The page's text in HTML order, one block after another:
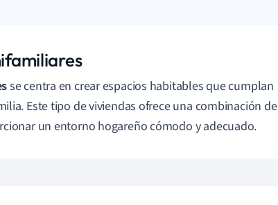
se centra en crear espacios habitables que cumplan
Este tipo de viviendas ofrece una combinación de
un entorno hogareño cómodo y adecuado.